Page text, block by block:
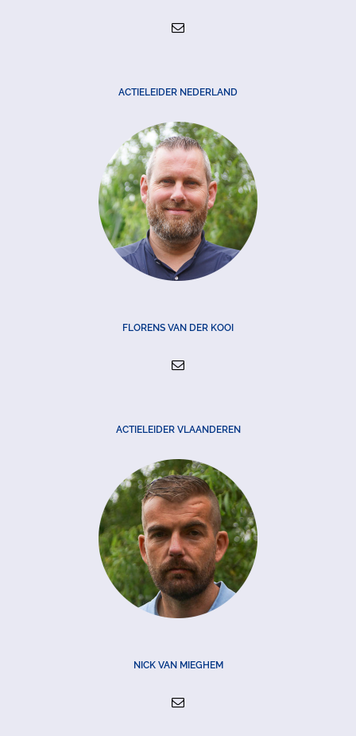
ACTIELEIDER NEDERLAND
FLORENS VAN DER KOOI
ACTIELEIDER VLAANDEREN
NICK VAN MIEGHEM